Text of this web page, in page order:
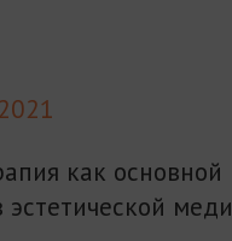
как
эстетической